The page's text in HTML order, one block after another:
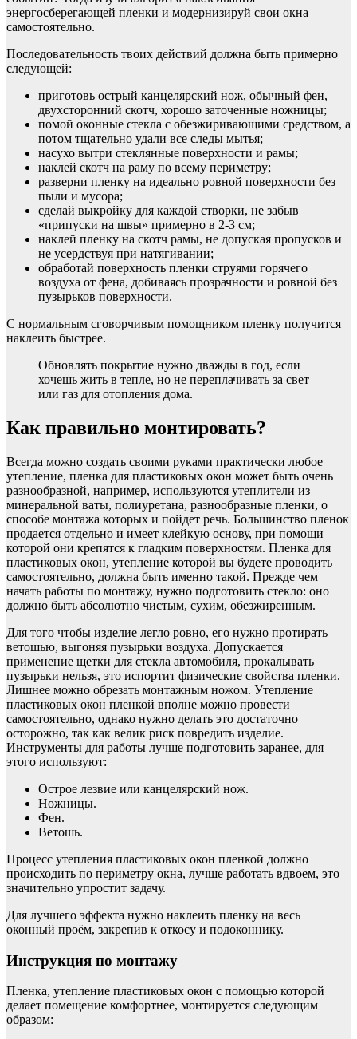
энергосберегающей пленки и модернизируй свои окна
самостоятельно.
Последовательность твоих действий должна быть примерно
следующей:
приготовь острый канцелярский нож, обычный фен,
двухсторонний скотч, хорошо заточенные ножницы;
помой оконные стекла с обезжиривающими средством, а
потом тщательно удали все следы мытья;
насухо вытри стеклянные поверхности и рамы;
наклей скотч на раму по всему периметру;
разверни пленку на идеально ровной поверхности без
пыли и мусора;
сделай выкройку для каждой створки, не забыв
«припуски на швы» примерно в 2-3 см;
наклей пленку на скотч рамы, не допуская пропусков и
не усердствуя при натягивании;
обработай поверхность пленки струями горячего
воздуха от фена, добиваясь прозрачности и ровной без
пузырьков поверхности.
С нормальным сговорчивым помощником пленку получится
наклеить быстрее.
Обновлять покрытие нужно дважды в год, если
хочешь жить в тепле, но не переплачивать за свет
или газ для отопления дома.
Как правильно монтировать?
Всегда можно создать своими руками практически любое
утепление, пленка для пластиковых окон может быть очень
разнообразной, например, используются утеплители из
минеральной ваты, полиуретана, разнообразные пленки, о
способе монтажа которых и пойдет речь. Большинство пленок
продается отдельно и имеет клейкую основу, при помощи
которой они крепятся к гладким поверхностям. Пленка для
пластиковых окон, утепление которой вы будете проводить
самостоятельно, должна быть именно такой. Прежде чем
начать работы по монтажу, нужно подготовить стекло: оно
должно быть абсолютно чистым, сухим, обезжиренным.
Для того чтобы изделие легло ровно, его нужно протирать
ветошью, выгоняя пузырьки воздуха. Допускается
применение щетки для стекла автомобиля, прокалывать
пузырьки нельзя, это испортит физические свойства пленки.
Лишнее можно обрезать монтажным ножом. Утепление
пластиковых окон пленкой вполне можно провести
самостоятельно, однако нужно делать это достаточно
осторожно, так как велик риск повредить изделие.
Инструменты для работы лучше подготовить заранее, для
этого используют:
Острое лезвие или канцелярский нож.
Ножницы.
Фен.
Ветошь.
Процесс утепления пластиковых окон пленкой должно
происходить по периметру окна, лучше работать вдвоем, это
значительно упростит задачу.
Для лучшего эффекта нужно наклеить пленку на весь
оконный проём, закрепив к откосу и подоконнику.
Инструкция по монтажу
Пленка, утепление пластиковых окон с помощью которой
делает помещение комфортнее, монтируется следующим
образом: